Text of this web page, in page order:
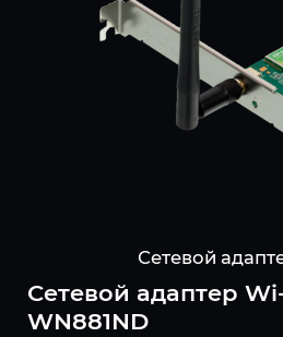
Сетевой
Сетевой адаптер
WN881ND